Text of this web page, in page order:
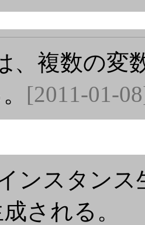
複数の変
[2011-01-
ンスタン
される。